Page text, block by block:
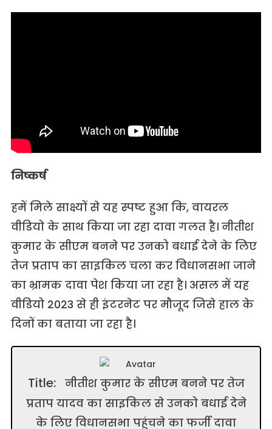
निष्कर्ष
हमें मिले साक्ष्यों से यह स्पष्ट हुआ कि, वायरल
वीडियो के साथ किया जा रहा दावा गलत है। नीतीश
कुमार के सीएम बनने पर उनको बधाई देने के लिए
तेज प्रताप का साइकिल चला कर विधानसभा जाने
का भ्रामक दावा पेश किया जा रहा है। असल में यह
वीडियो 2023 से ही इंटरनेट पर मौजूद जिसे हाल के
दिनों का बताया जा रहा है।
Title:
नीतीश कुमार के सीएम बनने पर तेज
प्रताप यादव का साइकिल से उनको बधाई देने
के लिए विधानसभा पहुंचने का फर्जी दावा